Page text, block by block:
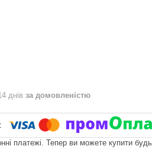
днів за домовленістю
платежі. Тепер ви можете купити